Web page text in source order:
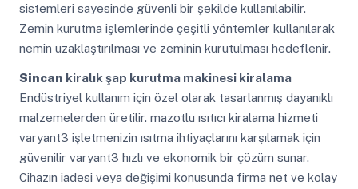
sistemleri sayesinde güvenli bir şekilde kullanılabilir.
Zemin kurutma işlemlerinde çeşitli yöntemler kullanılarak
nemin uzaklaştırılması ve zeminin kurutulması hedeflenir.
Sincan kiralık şap kurutma makinesi kiralama
Endüstriyel kullanım için özel olarak tasarlanmış dayanıklı
malzemelerden üretilir. mazotlu ısıtıcı kiralama hizmeti
varyant3 işletmenizin ısıtma ihtiyaçlarını karşılamak için
güvenilir varyant3 hızlı ve ekonomik bir çözüm sunar.
Cihazın iadesi veya değişimi konusunda firma net ve kolay